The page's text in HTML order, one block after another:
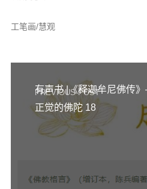
工笔画/慧观
PREVIOUS POST
有声书 |《释迦牟尼佛传
正觉的佛陀 18